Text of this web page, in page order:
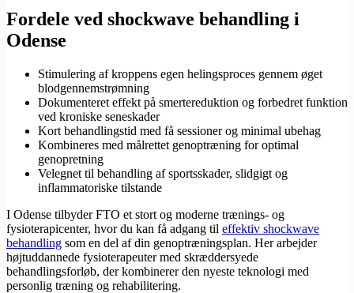
Fordele ved shockwave behandling i
Odense
Stimulering af kroppens egen helingsproces gennem øget
blodgennemstrømning
Dokumenteret effekt på smertereduktion og forbedret funktion
ved kroniske seneskader
Kort behandlingstid med få sessioner og minimal ubehag
Kombineres med målrettet genoptræning for optimal
genopretning
Velegnet til behandling af sportsskader, slidgigt og
inflammatoriske tilstande
I Odense tilbyder FTO et stort og moderne trænings- og
fysioterapicenter, hvor du kan få adgang til effektiv shockwave
behandling som en del af din genoptræningsplan. Her arbejder
højtuddannede fysioterapeuter med skræddersyede
behandlingsforløb, der kombinerer den nyeste teknologi med
personlig træning og rehabilitering.